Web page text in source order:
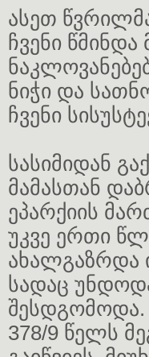
ასეთ
ჩვენი წმინდა
ნიჭი და
ჩვენი
სასიმიდან
მამასთან
ეპარქიის
უკვე ერთი
ახალგაზრდა
სადაც
შესდგომოდა.
378/9 წელს